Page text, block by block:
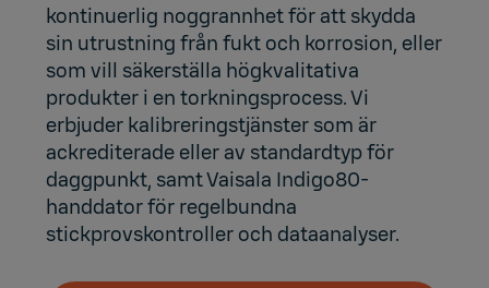
kontinuerlig noggrannhet för att skydda
sin utrustning från fukt och korrosion, eller
som vill säkerställa högkvalitativa
produkter i en torkningsprocess. Vi
erbjuder kalibreringstjänster som är
ackrediterade eller av standardtyp för
daggpunkt, samt Vaisala Indigo80-
handdator för regelbundna
stickprovskontroller och dataanalyser.